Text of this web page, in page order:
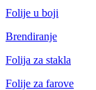
Folije u boji
Brendiranje
Folija za stakla
Folije za farove